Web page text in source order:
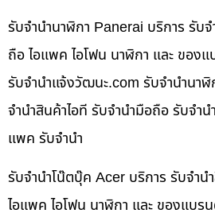
รับจำนำนาฬิกา Panerai บริการ รับ
ถือ ไอแพค ไอโฟน นาฬิกา และ ของ
รับจํานําแจ้งวัฒนะ.com รับจำนำนา
จำนำสินค้าไอที รับจำนำมือถือ รับจำ
แพค รับจำนำ
รับจำนำโน๊ตบุ๊ค Acer บริการ รับจำน
ไอแพค ไอโฟน นาฬิกา และ ของแบร